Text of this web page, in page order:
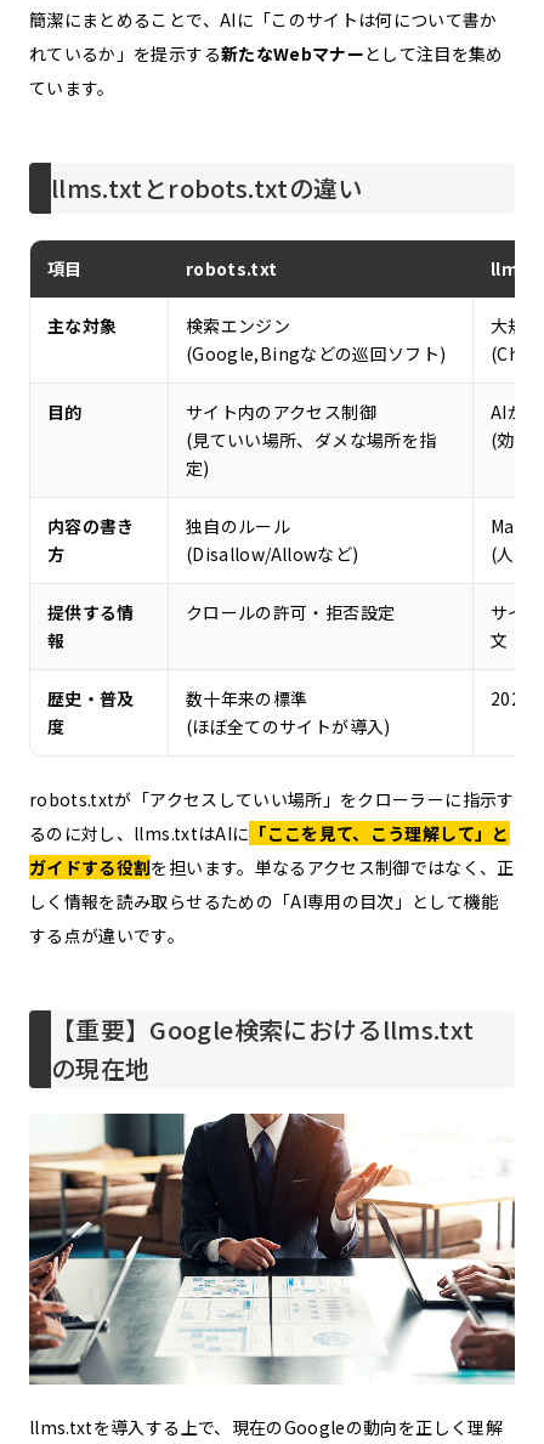
簡潔にまとめることで、AIに「このサイトは何について書か
れているか」を提示する新たなWebマナーとして注目を集め
ています。
llms.txtとrobots.txtの違い
項目 robots.txt
主な対象
検索エンジン
(Google,Bingなどの巡回ソフト)
大規
目的
サイト内のアクセス制御
(見ていい場所、ダメな場所を指
定)
AIが
(効率
内容の書き
方
独自のルール
(Disallow/Allowなど)
(人間
提供する情
報
クロールの許可・拒否設定
サイ
文
歴史・普及
度
数十年来の標準
(ほぼ全てのサイトが導入)
2024
robots.txtが「アクセスしていい場所」をクローラーに指示す
るのに対し、llms.txtはAIに 「ここを見て、こう理解して」と
ガイドする役割を担います。単なるアクセス制御ではなく、正
しく情報を読み取らせるための「AI専用の目次」として機能
する点が違いです。
【重要】Google検索におけるllms.txt
の現在地
llms.txtを導入する上で、現在のGoogleの動向を正しく理解